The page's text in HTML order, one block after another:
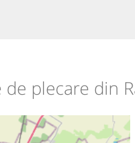
de plecare din